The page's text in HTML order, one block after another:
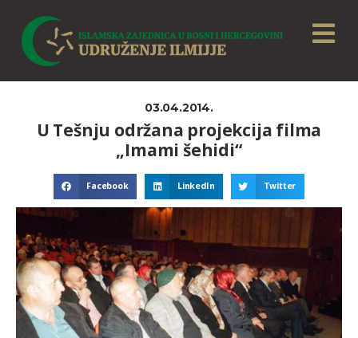
03.04.2014.
U Tešnju održana projekcija filma
„Imami šehidi“
Facebook LinkedIn Twitter